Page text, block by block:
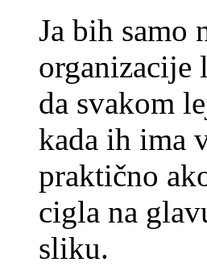
Ja bih samo
organizacije
da svakom
kada ih ima
praktično
cigla na
sliku.